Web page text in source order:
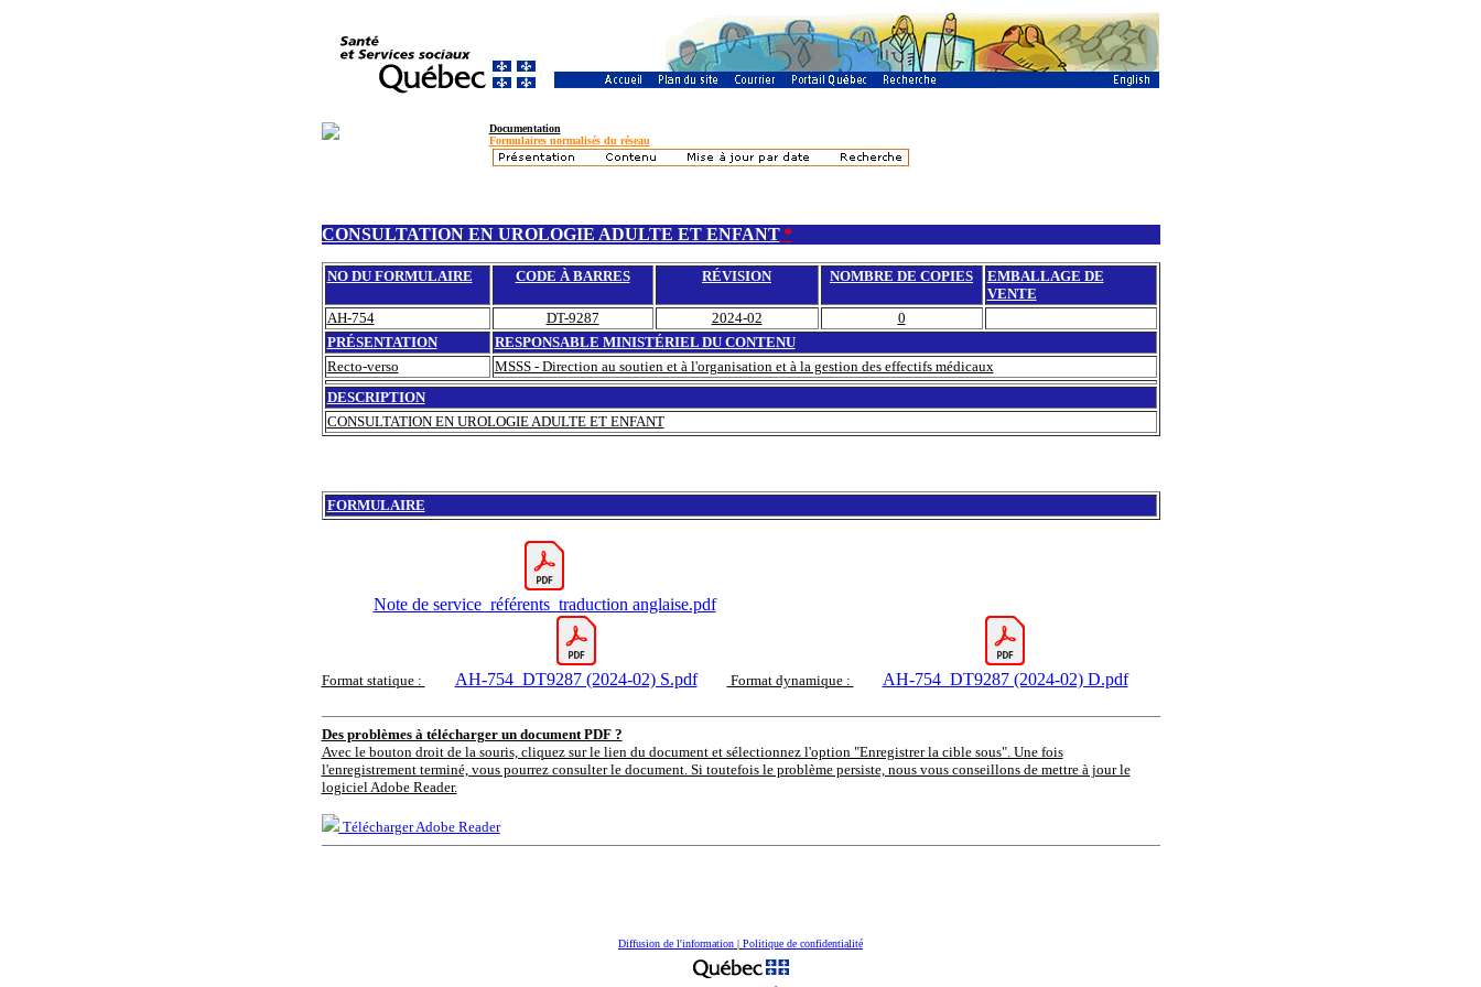
Documentation
Formulaires normalisés du réseau
CONSULTATION EN UROLOGIE ADULTE ET ENFANT *
NO DU FORMULAIRE CODE À BARRES RÉVISION NOMBRE DE COPIES
EMBALLAGE DE
VENTE
AH-754
DT-9287 2024-02
0
PRÉSENTATION
RESPONSABLE MINISTÉRIEL DU CONTENU
Recto-verso
MSSS - Direction au soutien et à l'organisation et à la gestion des effectifs médicaux
DESCRIPTION
CONSULTATION EN UROLOGIE ADULTE ET ENFANT
FORMULAIRE
Note de service_référents_traduction anglaise.pdf
Format statique : AH-754_DT9287 (2024-02) S.pdf Format dynamique : AH-754_DT9287 (2024-02) D.pdf
Des problèmes à télécharger un document PDF ?
Avec le bouton droit de la souris, cliquez sur le lien du document et sélectionnez l'option "Enregistrer la cible sous". Une fois
l'enregistrement terminé, vous pourrez consulter le document. Si toutefois le problème persiste, nous vous conseillons de mettre à jour le
logiciel Adobe Reader.
Télécharger Adobe Reader
Diffusion de l'information | Politique de confidentialité